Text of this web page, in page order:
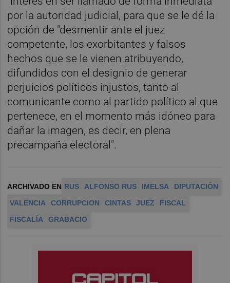
por la autoridad judicial, para que se le dé la
opción de "desmentir ante el juez
competente, los exorbitantes y falsos
hechos que se le vienen atribuyendo,
difundidos con el designio de generar
perjuicios políticos injustos, tanto al
comunicante como al partido político al que
pertenece, en el momento más idóneo para
dañar la imagen, es decir, en plena
precampaña electoral".
ARCHIVADO EN RUS ALFONSO RUS IMELSA
DIPUTACIÓN
VALENCIA
CORRUPCION CINTAS JUEZ
FISCAL
FISCALÍA
GRABACIO